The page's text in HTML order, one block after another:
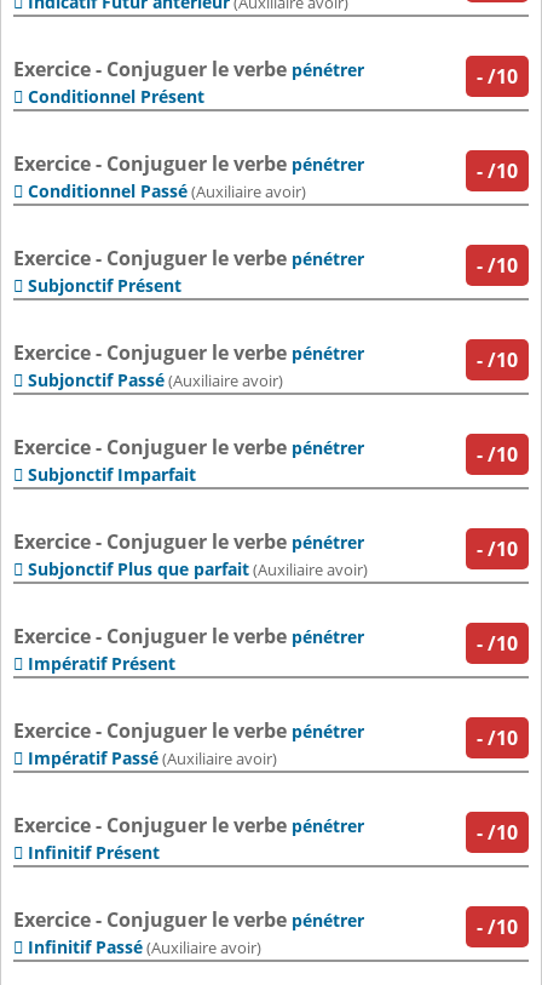
-/10
Exercice - Conjuguer le verbe pénétrer
 Conditionnel Présent
-/10
Exercice - Conjuguer le verbe pénétrer
 Conditionnel Passé(Auxiliaire avoir)
-/10
Exercice - Conjuguer le verbe pénétrer
 Subjonctif Présent
-/10
Exercice - Conjuguer le verbe pénétrer
 Subjonctif Passé(Auxiliaire avoir)
-/10
Exercice - Conjuguer le verbe pénétrer
 Subjonctif Imparfait
-/10
Exercice - Conjuguer le verbe pénétrer
 Subjonctif Plus que parfait(Auxiliaire avoir)
-/10
Exercice - Conjuguer le verbe pénétrer
 Impératif Présent
-/10
Exercice - Conjuguer le verbe pénétrer
 Impératif Passé(Auxiliaire avoir)
-/10
Exercice - Conjuguer le verbe pénétrer
 Infinitif Présent
-/10
Exercice - Conjuguer le verbe pénétrer
 Infinitif Passé(Auxiliaire avoir)